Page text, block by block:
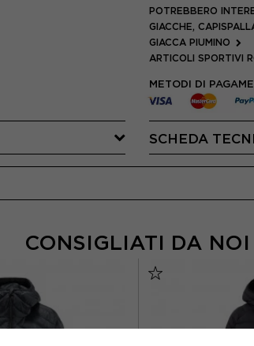
POTREBBERO
GIACCHE,
GIACCA PIUMINO
ARTICOLI SPORTIVI
METODI DI
SCHEDA
CONSIGLIATI DA NOI